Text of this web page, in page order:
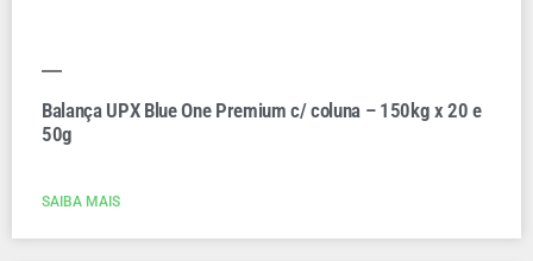
Balança UPX Blue One Premium c/ coluna – 150kg x 20 e
50g
SAIBA MAIS